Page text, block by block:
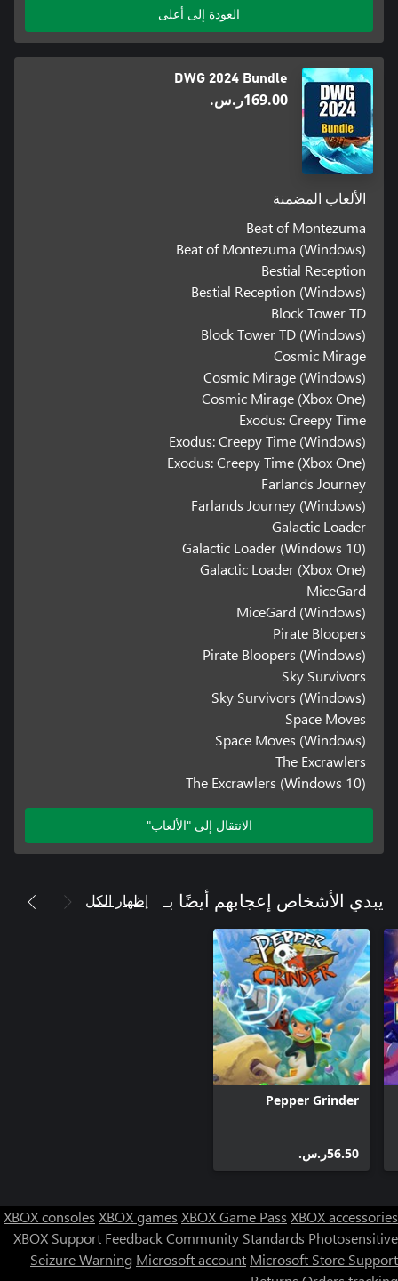
العودة إلى أعلى
DWG 2024 Bundle
‪ر.س.‏‎169.00‬
الألعاب المضمنة
Beat of Montezuma
Beat of Montezuma (Windows)
Bestial Reception
Bestial Reception (Windows)
Block Tower TD
Block Tower TD (Windows)
Cosmic Mirage
Cosmic Mirage (Windows)
Cosmic Mirage (Xbox One)
Exodus: Creepy Time
Exodus: Creepy Time (Windows)
Exodus: Creepy Time (Xbox One)
Farlands Journey
Farlands Journey (Windows)
Galactic Loader
Galactic Loader (Windows 10)
Galactic Loader (Xbox One)
MiceGard
MiceGard (Windows)
Pirate Bloopers
Pirate Bloopers (Windows)
Sky Survivors
Sky Survivors (Windows)
Space Moves
Space Moves (Windows)
The Excrawlers
The Excrawlers (Windows 10)
الانتقال إلى "الألعاب"
يبدي الأشخاص إعجابهم أيضًا بـ إظهار الكل
Pepper Grinder
‪ر.س.‏‎56.50‬
XBOX consoles XBOX games XBOX Game Pass XBOX accessories
XBOX Support FeedbackCommunity Standards Photosensitive
Seizure Warning Microsoft account Microsoft Store Support